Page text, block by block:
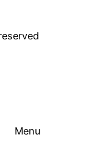
Menu